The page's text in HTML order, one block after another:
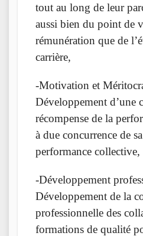
tout au long de leur
aussi bien du point de
rémunération que de
carrière,
-Motivation et
Développement d’une
récompense de la
à due concurrence de
performance collective,
-Développement
Développement de la
professionnelle des
formations de qualité